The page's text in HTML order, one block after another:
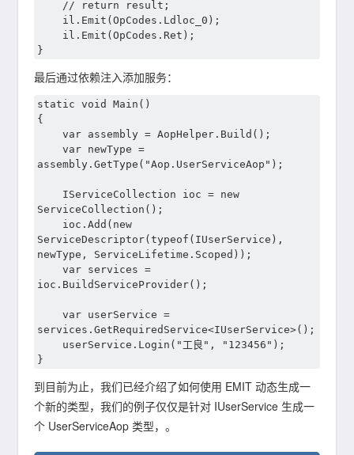
最后通过依赖注入添加服务：
static void Main()
{
	var assembly = AopHelper.Build();
	var newType =
assembly.GetType("Aop.UserServiceAop");
ServiceCollection();
ServiceDescriptor(typeof(IUserService),
newType, ServiceLifetime.Scoped));
	var services =
ioc.BuildServiceProvider();
	var userService =
services.GetRequiredService<IUserService>();
到目前为止，我们已经介绍了如何使用 EMIT 动态生成一
个新的类型，我们的例子仅仅是针对 IUserService 生成一
个 UserServiceAop 类型，。